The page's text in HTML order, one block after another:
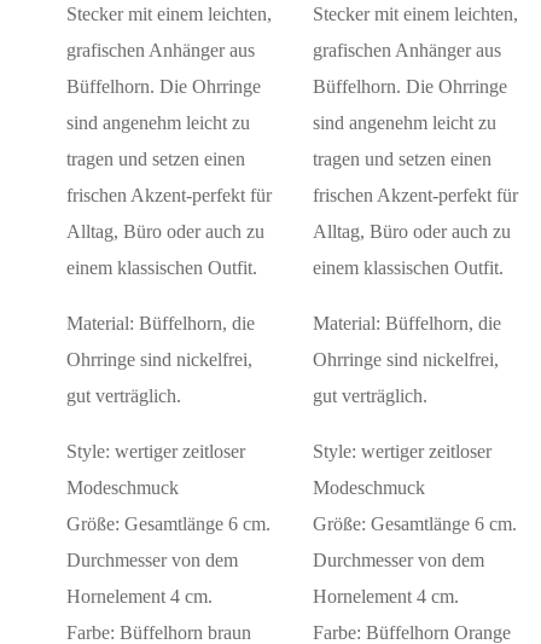
Stecker mit einem leichten,
grafischen Anhänger aus
Büffelhorn. Die Ohrringe
sind angenehm leicht zu
tragen und setzen einen
frischen Akzent-perfekt für
Alltag, Büro oder auch zu
einem klassischen Outfit.
Material: Büffelhorn, die
Ohrringe sind nickelfrei,
gut verträglich.
Style: wertiger zeitloser
Modeschmuck
Größe: Gesamtlänge 6 cm.
Durchmesser von dem
Hornelement 4 cm.
Farbe: Büffelhorn braun
Stecker mit einem leichten,
grafischen Anhänger aus
Büffelhorn. Die Ohrringe
sind angenehm leicht zu
tragen und setzen einen
frischen Akzent-perfekt für
Alltag, Büro oder auch zu
einem klassischen Outfit.
Material: Büffelhorn, die
Ohrringe sind nickelfrei,
gut verträglich.
Style: wertiger zeitloser
Modeschmuck
Größe: Gesamtlänge 6 cm.
Durchmesser von dem
Hornelement 4 cm.
Farbe: Büffelhorn Orange